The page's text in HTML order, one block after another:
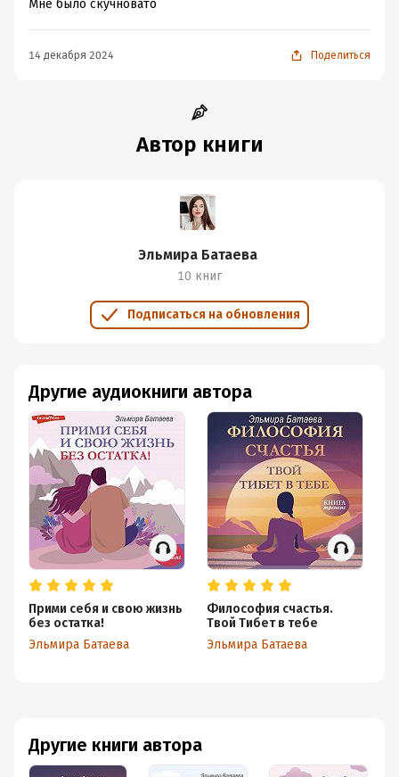
Мне было скучновато
14 декабря 2024 Поделиться
Автор книги
Эльмира Батаева
10 книг
Подписаться на обновления
Другие книги автора
Другие аудиокниги автора
Прими себя и свою жизнь
без остатка!
Эльмира Батаева
Философия счастья.
Твой Тибет в тебе
Эльмира Батаева